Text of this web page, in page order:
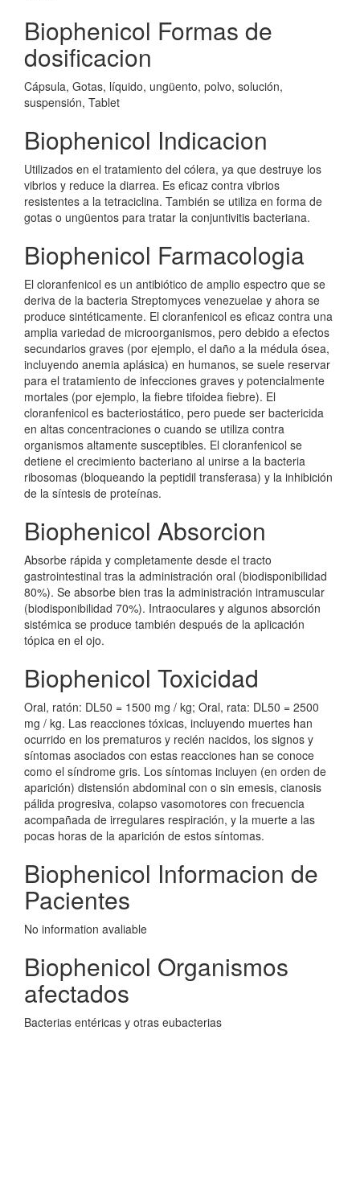
Biophenicol Formas de
dosificacion
Cápsula, Gotas, líquido, ungüento, polvo, solución,
suspensión, Tablet
Biophenicol Indicacion
Utilizados en el tratamiento del cólera, ya que destruye los
vibrios y reduce la diarrea. Es eficaz contra vibrios
resistentes a la tetraciclina. También se utiliza en forma de
gotas o ungüentos para tratar la conjuntivitis bacteriana.
Biophenicol Farmacologia
El cloranfenicol es un antibiótico de amplio espectro que se
deriva de la bacteria Streptomyces venezuelae y ahora se
produce sintéticamente. El cloranfenicol es eficaz contra una
amplia variedad de microorganismos, pero debido a efectos
secundarios graves (por ejemplo, el daño a la médula ósea,
incluyendo anemia aplásica) en humanos, se suele reservar
para el tratamiento de infecciones graves y potencialmente
mortales (por ejemplo, la fiebre tifoidea fiebre). El
cloranfenicol es bacteriostático, pero puede ser bactericida
en altas concentraciones o cuando se utiliza contra
organismos altamente susceptibles. El cloranfenicol se
detiene el crecimiento bacteriano al unirse a la bacteria
ribosomas (bloqueando la peptidil transferasa) y la inhibición
de la síntesis de proteínas.
Biophenicol Absorcion
Absorbe rápida y completamente desde el tracto
gastrointestinal tras la administración oral (biodisponibilidad
80%). Se absorbe bien tras la administración intramuscular
(biodisponibilidad 70%). Intraoculares y algunos absorción
sistémica se produce también después de la aplicación
tópica en el ojo.
Biophenicol Toxicidad
Oral, ratón: DL50 = 1500 mg / kg; Oral, rata: DL50 = 2500
mg / kg. Las reacciones tóxicas, incluyendo muertes han
ocurrido en los prematuros y recién nacidos, los signos y
síntomas asociados con estas reacciones han se conoce
como el síndrome gris. Los síntomas incluyen (en orden de
aparición) distensión abdominal con o sin emesis, cianosis
pálida progresiva, colapso vasomotores con frecuencia
acompañada de irregulares respiración, y la muerte a las
pocas horas de la aparición de estos síntomas.
Biophenicol Informacion de
Pacientes
No information avaliable
Biophenicol Organismos
afectados
Bacterias entéricas y otras eubacterias